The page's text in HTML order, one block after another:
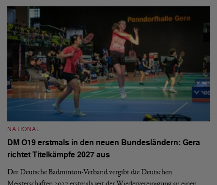
NATIONAL
DM O19 erstmals in den neuen Bundesländern: Gera
richtet Titelkämpfe 2027 aus
Der Deutsche Badminton-Verband vergibt die Deutschen
Meisterschaften 2027 erstmals seit der Wiedervereinigung an einen